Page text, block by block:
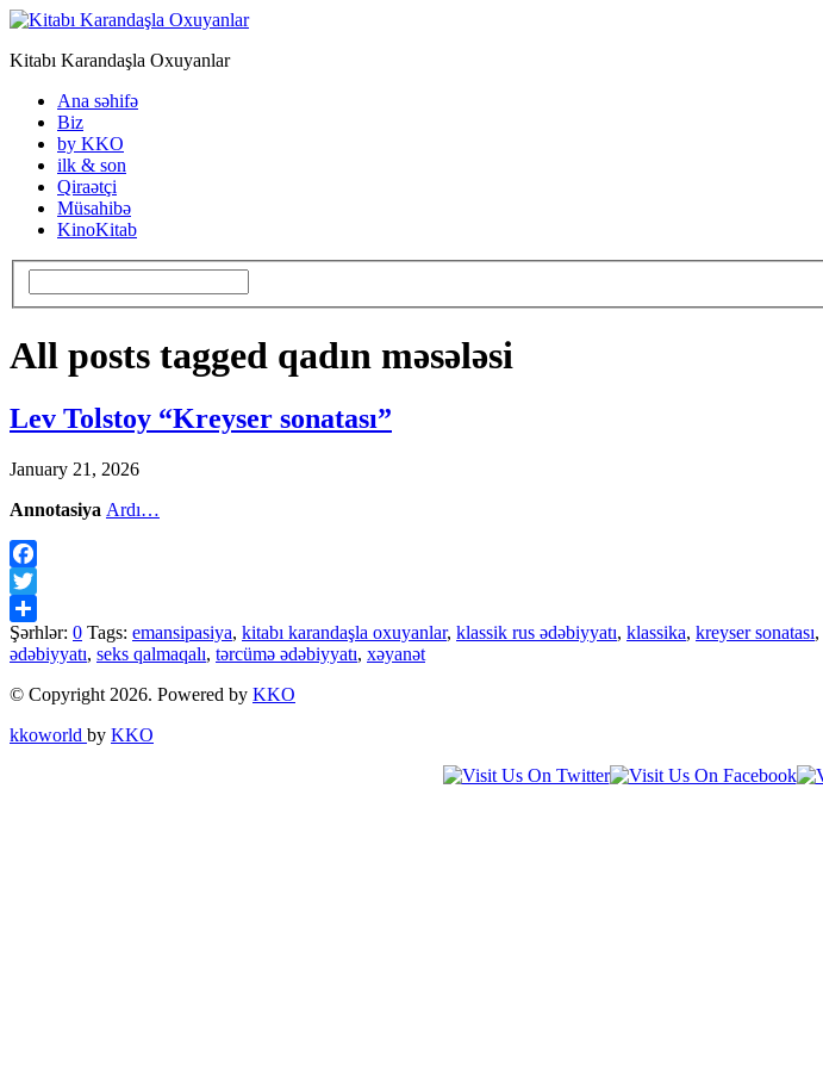
Kitabı Karandaşla Oxuyanlar
Ana səhifə
Biz
by KKO
ilk & son
Qiraətçi
Müsahibə
KinoKitab
All posts tagged qadın məsələsi
Lev Tolstoy “Kreyser sonatası”
January 21, 2026
Annotasiya Ardı…
Facebook
Twitter
Share
Şərhlər: 0 Tags: emansipasiya, kitabı karandaşla oxuyanlar, klassik rus ədəbiyyatı, klassika, kreyser sonatası,
ədəbiyyatı, seks qalmaqalı, tərcümə ədəbiyyatı, xəyanət
© Copyright 2026. Powered by KKO
kkoworld by KKO